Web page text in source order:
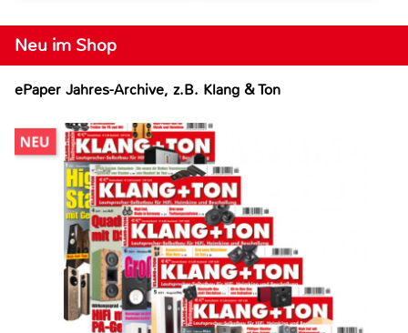
Neu im Shop
ePaper Jahres-Archive, z.B. Klang & Ton